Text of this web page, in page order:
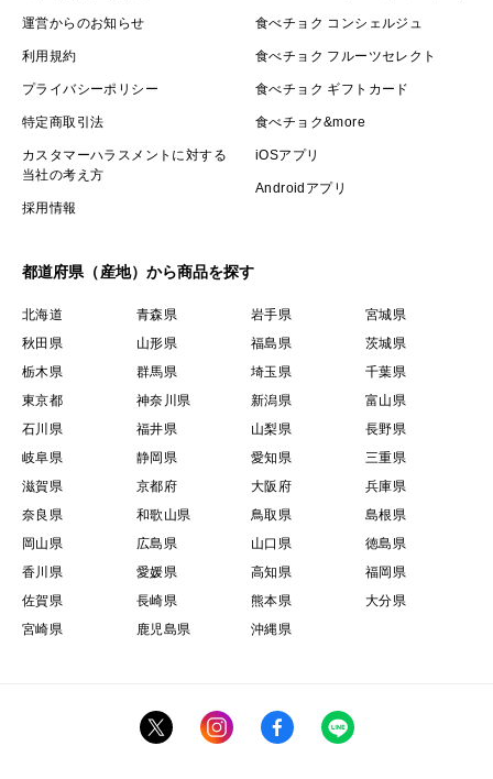
運営からのお知らせ
利用規約
プライバシーポリシー
特定商取引法
カスタマーハラスメントに対する
当社の考え方
採用情報
食べチョク コンシェルジュ
食べチョク フルーツセレクト
食べチョク ギフトカード
食べチョク&more
iOSアプリ
Androidアプリ
都道府県（産地）から商品を探す
北海道 青森県 岩手県
宮城県
秋田県
山形県 福島県
茨城県
栃木県
群馬県 埼玉県
千葉県
東京都
神奈川県 新潟県
富山県
石川県
福井県 山梨県
長野県
岐阜県
静岡県 愛知県
三重県
滋賀県
京都府 大阪府
兵庫県
奈良県
和歌山県 鳥取県
島根県
岡山県
広島県 山口県
徳島県
香川県
愛媛県 高知県
福岡県
佐賀県
長崎県 熊本県
大分県
宮崎県
鹿児島県 沖縄県